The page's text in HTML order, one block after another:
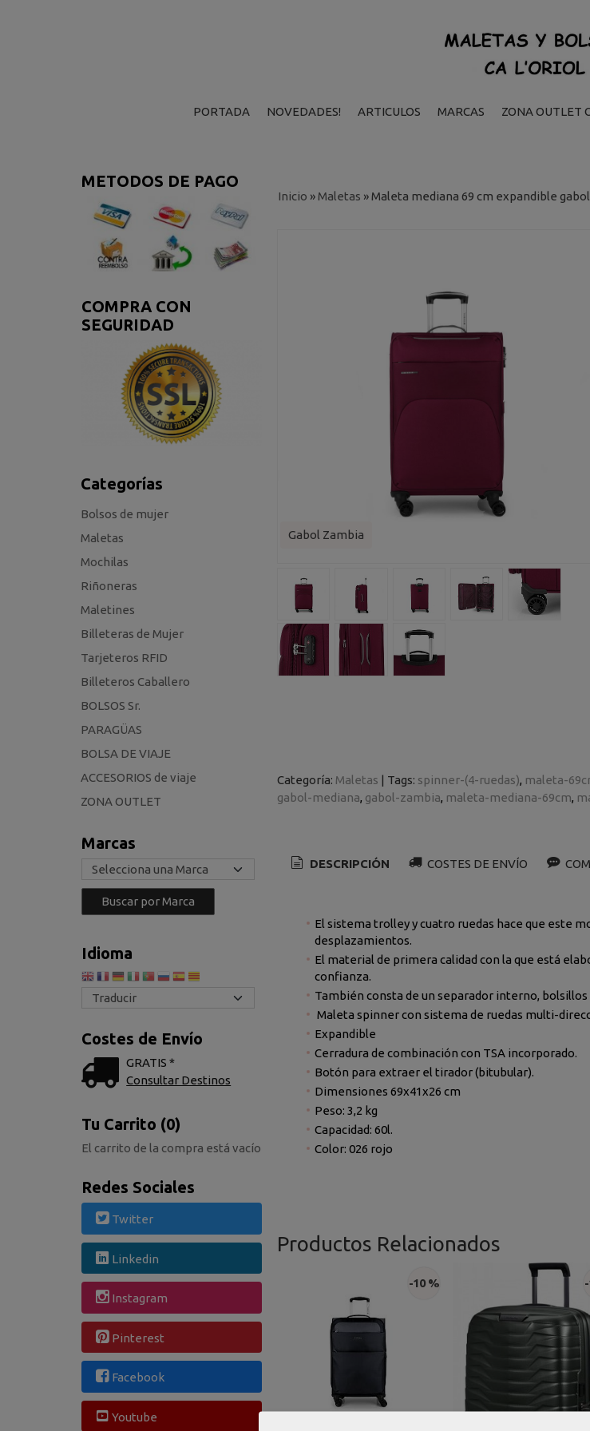
PORTADA NOVEDADES! ARTICULOS MARCAS ZONA OUTLET
METODOS DE PAGO
COMPRA CON
SEGURIDAD
Categorías
Bolsos de mujer
Maletas
Mochilas
Riñoneras
Maletines
Billeteras de Mujer
Tarjeteros RFID
Billeteros Caballero
BOLSOS Sr.
PARAGÜAS
BOLSA DE VIAJE
ACCESORIOS de viaje
ZONA OUTLET
Marcas
Idioma
Costes de Envío
GRATIS *
Consultar Destinos
Tu Carrito (0)
El carrito de la compra está vacío
Redes Sociales
Twitter
Linkedin
Instagram
Pinterest
Facebook
Youtube
Inicio »Maletas »Maleta mediana 69 cm expandible
Gabol Zambia
Categoría: Maletas | Tags: spinner-(4-ruedas) maleta-
gabol-mediana gabol-zambia maleta-mediana-69cm
DESCRIPCIÓN COSTES DE ENVÍO
El sistema trolley y cuatro ruedas hace que este
desplazamientos.
El material de primera calidad con la que está
confianza.
También consta de un separador interno,
Maleta spinner con sistema de ruedas multi-
Expandible
Cerradura de combinación con TSA incorporado.
Botón para extraer el tirador (bitubular).
Dimensiones 69x41x26 cm
Peso: 3,2 kg
Capacidad: 60l.
Color: 026 rojo
Productos Relacionados
-10 %